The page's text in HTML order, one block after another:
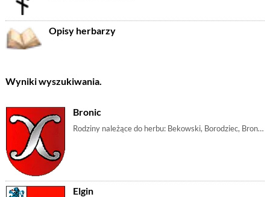
Opisy herbarzy
Wyniki wyszukiwania.
Bronic
Rodziny należące do herbu: Bekowski, Borodziec, Bronic, Bykowski, Citowicz, Gausowicz, Gawryłowicz, Hawszewicz, Tudorowski, Turodowski, Wadomski, Ward | m_literax, m_krzyżśwandrzeja, r_gebo
Elgin